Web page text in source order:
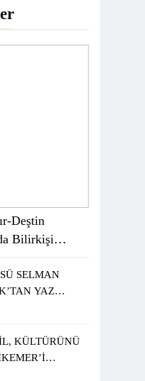
Deştin
Bilirkişi
SELMAN
YAZ
KÜLTÜRÜNÜ